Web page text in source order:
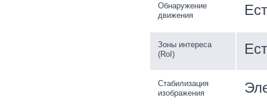
Обнаружение
движения
Зоны интереса
(RoI)
Стабилизация
изображения